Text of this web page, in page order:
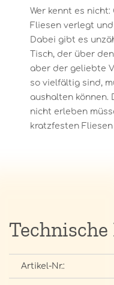
Wer kennt es
Fliesen verlegt
Dabei gibt es
Tisch, der über
aber der geliebte
so vielfältig sind,
aushalten können.
nicht erleben
kratzfesten Fliesen
Artikel-Nr.: